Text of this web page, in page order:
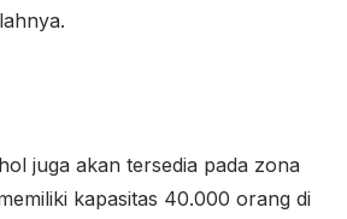
juga akan tersedia pada zona
kapasitas 40.000 orang di